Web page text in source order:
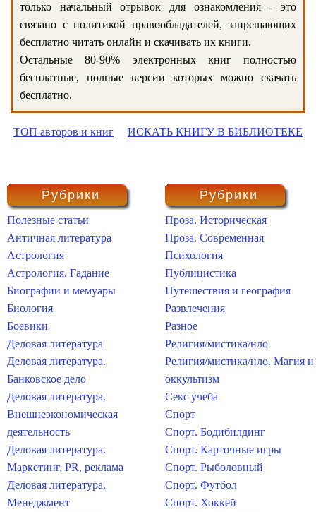
только начальный отрывок для ознакомления - это
связано с политикой правообладателей, запрещающих
бесплатно читать онлайн и скачивать их книги.
Остальные 80-90% электронных книг полностью
бесплатные, полные версии которых можно скачать
бесплатно.
ТОП авторов и книг ИСКАТЬ КНИГУ В БИБЛИОТЕКЕ
Рубрики
Полезные статьи
Античная литература
Астрология
Астрология. Гадание
Биографии и мемуары
Биология
Боевики
Деловая литература
Деловая литература.
Банковское дело
Деловая литература.
Внешнеэкономическая
деятельность
Деловая литература.
Маркетинг, PR, реклама
Деловая литература.
Менеджмент
Рубрики
Проза. Историческая
Проза. Современная
Психология
Публицистика
Путешествия и география
Развлечения
Разное
Религия/мистика/нло
Религия/мистика/нло. Магия и
оккультизм
Секс учеба
Спорт
Спорт. Бодибилдинг
Спорт. Карточные игры
Спорт. Рыболовный
Спорт. Футбол
Спорт. Хоккей